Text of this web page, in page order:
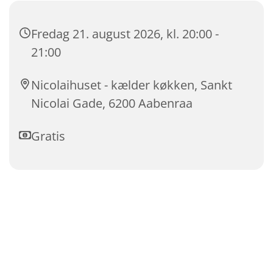
Fredag 21. august 2026, kl. 20:00 -
21:00
Nicolaihuset - kælder køkken, Sankt
Nicolai Gade, 6200 Aabenraa
Gratis